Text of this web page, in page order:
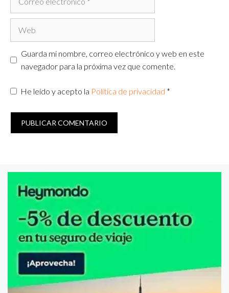
Guarda mi nombre, correo electrónico y web en este
navegador para la próxima vez que comente.
He leído y acepto la Política de privacidad *